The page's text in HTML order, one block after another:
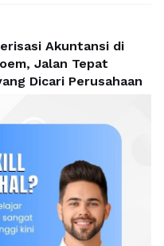
Akuntansi di
Jalan Tepat
Dicari Perusahaan